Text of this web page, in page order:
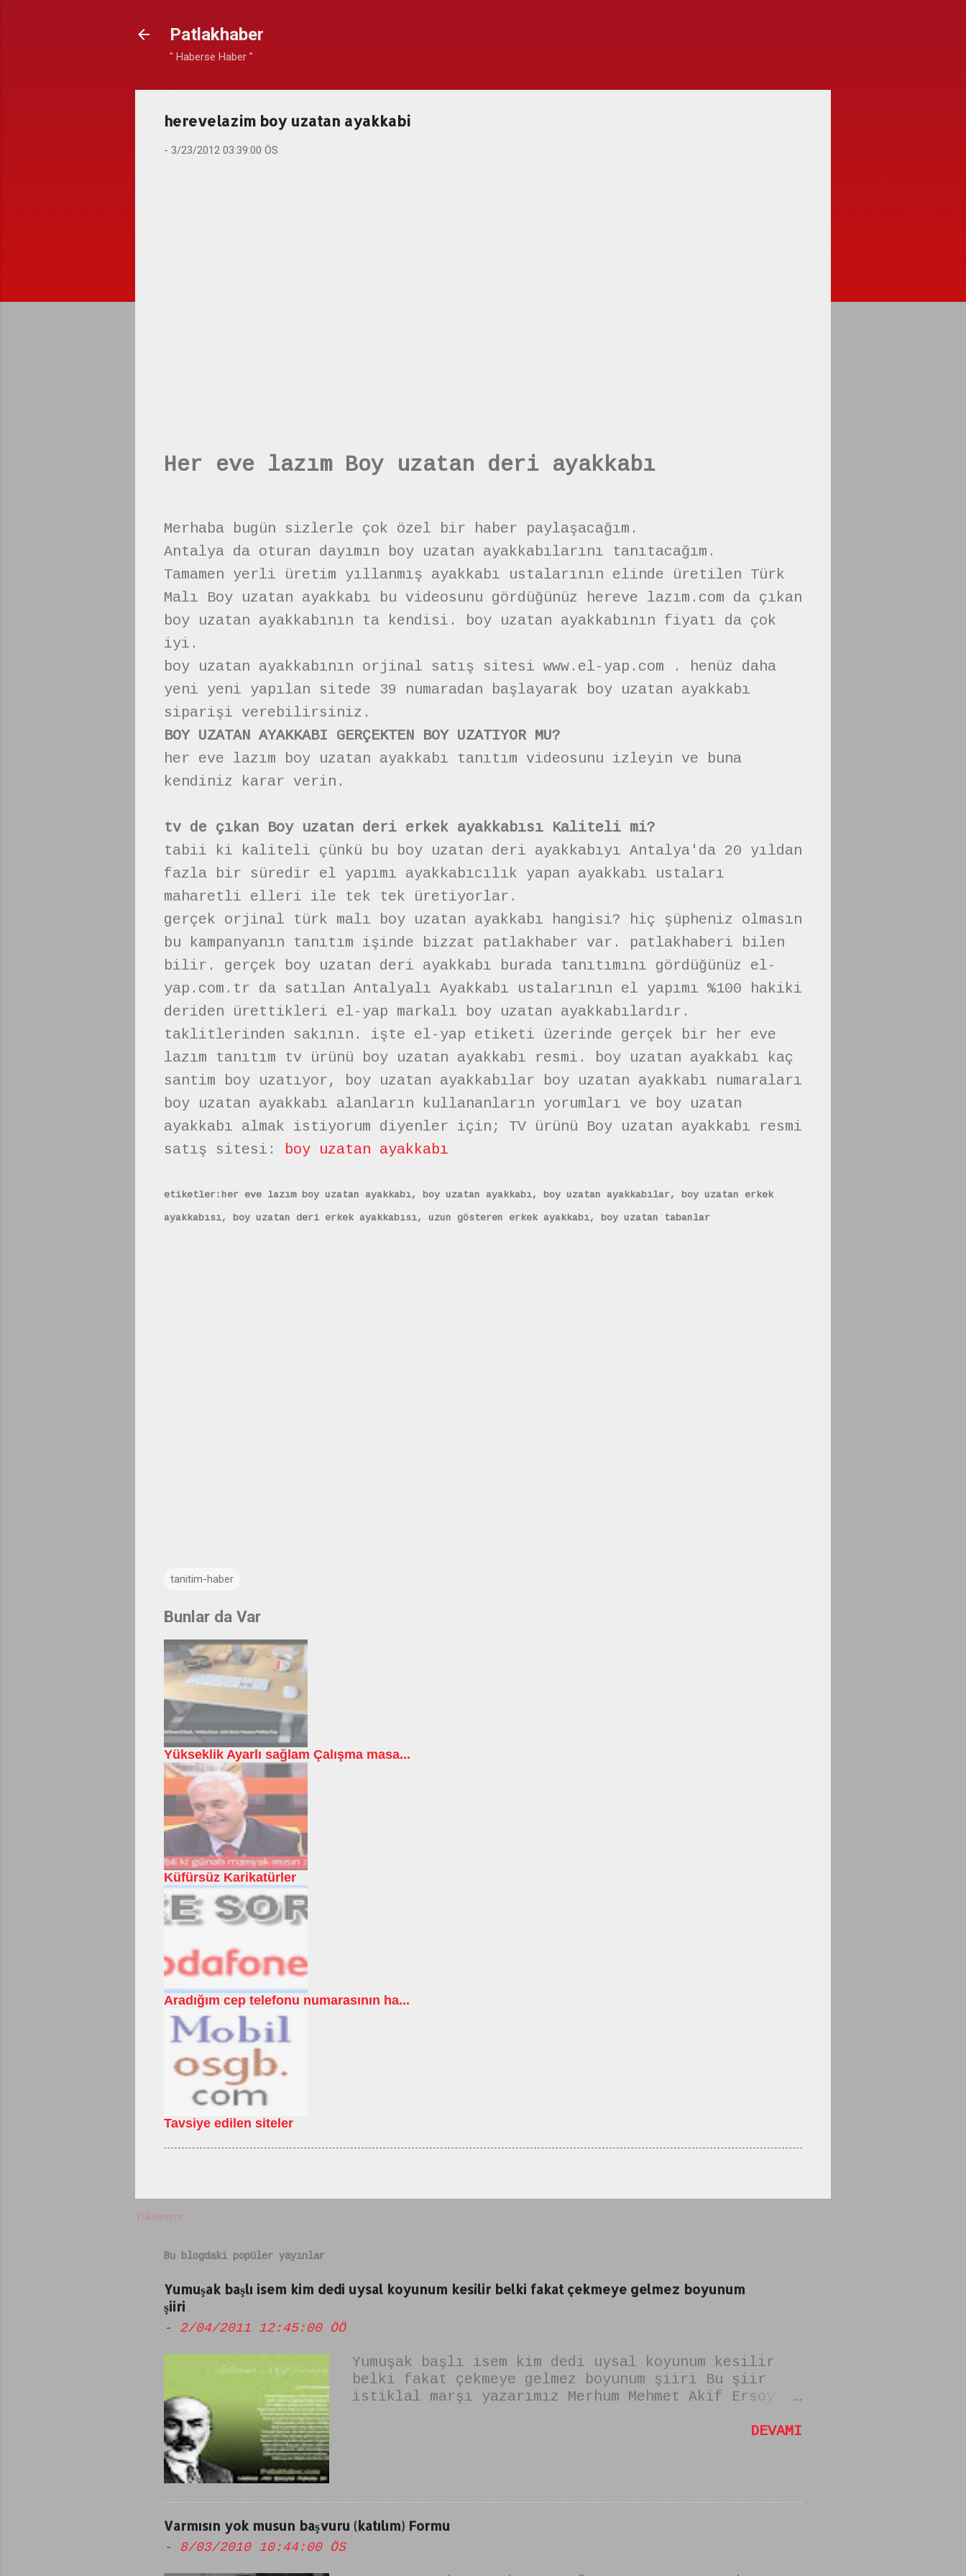
Patlakhaber
" Haberse Haber "
herevelazim boy uzatan ayakkabi
- 3/23/2012 03:39:00 ÖS
Her eve lazım Boy uzatan deri ayakkabı
Merhaba bugün sizlerle çok özel bir haber paylaşacağım.
Antalya da oturan dayımın boy uzatan ayakkabılarını tanıtacağım.
Tamamen yerli üretim yıllanmış ayakkabı ustalarının elinde üretilen Türk
Malı Boy uzatan ayakkabı bu videosunu gördüğünüz hereve lazım.com da çıkan
boy uzatan ayakkabının ta kendisi. boy uzatan ayakkabının fiyatı da çok
iyi.
boy uzatan ayakkabının orjinal satış sitesi www.el-yap.com . henüz daha
yeni yeni yapılan sitede 39 numaradan başlayarak boy uzatan ayakkabı
siparişi verebilirsiniz.
BOY UZATAN AYAKKABI GERÇEKTEN BOY UZATIYOR MU?
her eve lazım boy uzatan ayakkabı tanıtım videosunu izleyin ve buna
kendiniz karar verin.
tv de çıkan Boy uzatan deri erkek ayakkabısı Kaliteli mi?
tabii ki kaliteli çünkü bu boy uzatan deri ayakkabıyı Antalya'da 20 yıldan
fazla bir süredir el yapımı ayakkabıcılık yapan ayakkabı ustaları
maharetli elleri ile tek tek üretiyorlar.
gerçek orjinal türk malı boy uzatan ayakkabı hangisi? hiç şüpheniz olmasın
bu kampanyanın tanıtım işinde bizzat patlakhaber var. patlakhaberi bilen
bilir. gerçek boy uzatan deri ayakkabı burada tanıtımını gördüğünüz el-
yap.com.tr da satılan Antalyalı Ayakkabı ustalarının el yapımı %100 hakiki
deriden ürettikleri el-yap markalı boy uzatan ayakkabılardır.
taklitlerinden sakının. işte el-yap etiketi üzerinde gerçek bir her eve
lazım tanıtım tv ürünü boy uzatan ayakkabı resmi. boy uzatan ayakkabı kaç
santim boy uzatıyor, boy uzatan ayakkabılar boy uzatan ayakkabı numaraları
boy uzatan ayakkabı alanların kullananların yorumları ve boy uzatan
ayakkabı almak istiyorum diyenler için; TV ürünü Boy uzatan ayakkabı resmi
satış sitesi: boy uzatan ayakkabı
etiketler:her eve lazım boy uzatan ayakkabı, boy uzatan ayakkabı, boy uzatan ayakkabılar, boy uzatan erkek
ayakkabısı, boy uzatan deri erkek ayakkabısı, uzun gösteren erkek ayakkabı, boy uzatan tabanlar
tanitim-haber
Bunlar da Var
Yükseklik Ayarlı sağlam Çalışma masa...
Küfürsüz Karikatürler
Aradığım cep telefonu numarasının ha...
Tavsiye edilen siteler
Yükleniyor...
Bu blogdaki popüler yayınlar
Yumuşak başlı isem kim dedi uysal koyunum kesilir belki fakat çekmeye gelmez boyunum
şiiri
- 2/04/2011 12:45:00 ÖÖ
Yumuşak başlı isem kim dedi uysal koyunum kesilir
belki fakat çekmeye gelmez boyunum şiiri Bu şiir
istiklal marşı yazarımız Merhum Mehmet Akif Ersoy
alkışlayamam" dır. yumuşak başlıysam uysal koyunDEVAMI
Varmısın yok musun başvuru (katılım) Formu
- 8/03/2010 10:44:00 ÖS